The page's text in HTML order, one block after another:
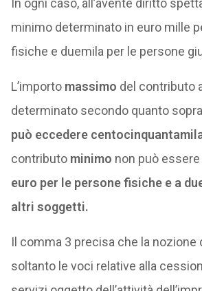
minimo determinato in euro mille
fisiche e duemila per le persone
L’importo massimo del contributo
determinato secondo quanto
può eccedere
contributo minimo non può
euro per le persone fisiche e a
altri soggetti.
Il comma 3 precisa che la nozione
soltanto le voci relative alla